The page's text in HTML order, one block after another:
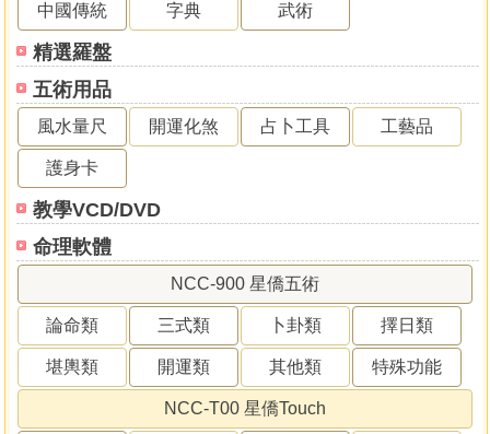
中國傳統 字典 武術
精選羅盤
五術用品
風水量尺 開運化煞 占卜工具 工藝品
護身卡
教學VCD/DVD
命理軟體
NCC-900 星僑五術
論命類 三式類 卜卦類 擇日類
堪輿類 開運類 其他類 特殊功能
NCC-T00 星僑Touch